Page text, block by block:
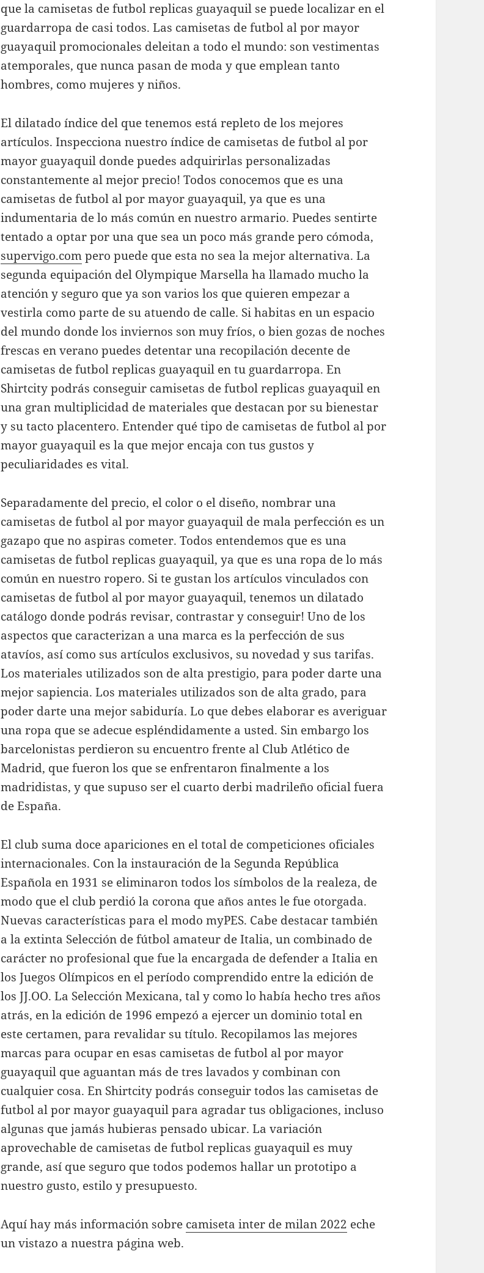
que la camisetas de futbol replicas guayaquil se puede localizar en el
guardarropa de casi todos. Las camisetas de futbol al por mayor
guayaquil promocionales deleitan a todo el mundo: son vestimentas
atemporales, que nunca pasan de moda y que emplean tanto
hombres, como mujeres y niños.
El dilatado índice del que tenemos está repleto de los mejores
artículos. Inspecciona nuestro índice de camisetas de futbol al por
mayor guayaquil donde puedes adquirirlas personalizadas
constantemente al mejor precio! Todos conocemos que es una
camisetas de futbol al por mayor guayaquil, ya que es una
indumentaria de lo más común en nuestro armario. Puedes sentirte
tentado a optar por una que sea un poco más grande pero cómoda,
supervigo.compero puede que esta no sea la mejor alternativa. La
segunda equipación del Olympique Marsella ha llamado mucho la
atención y seguro que ya son varios los que quieren empezar a
vestirla como parte de su atuendo de calle. Si habitas en un espacio
del mundo donde los inviernos son muy fríos, o bien gozas de noches
frescas en verano puedes detentar una recopilación decente de
camisetas de futbol replicas guayaquil en tu guardarropa. En
Shirtcity podrás conseguir camisetas de futbol replicas guayaquil en
una gran multiplicidad de materiales que destacan por su bienestar
y su tacto placentero. Entender qué tipo de camisetas de futbol al por
mayor guayaquil es la que mejor encaja con tus gustos y
peculiaridades es vital.
Separadamente del precio, el color o el diseño, nombrar una
camisetas de futbol al por mayor guayaquil de mala perfección es un
gazapo que no aspiras cometer. Todos entendemos que es una
camisetas de futbol replicas guayaquil, ya que es una ropa de lo más
común en nuestro ropero. Si te gustan los artículos vinculados con
camisetas de futbol al por mayor guayaquil, tenemos un dilatado
catálogo donde podrás revisar, contrastar y conseguir! Uno de los
aspectos que caracterizan a una marca es la perfección de sus
atavíos, así como sus artículos exclusivos, su novedad y sus tarifas.
Los materiales utilizados son de alta prestigio, para poder darte una
mejor sapiencia. Los materiales utilizados son de alta grado, para
poder darte una mejor sabiduría. Lo que debes elaborar es averiguar
una ropa que se adecue espléndidamente a usted. Sin embargo los
barcelonistas perdieron su encuentro frente al Club Atlético de
Madrid, que fueron los que se enfrentaron finalmente a los
madridistas, y que supuso ser el cuarto derbi madrileño oficial fuera
de España.
El club suma doce apariciones en el total de competiciones oficiales
internacionales. Con la instauración de la Segunda República
Española en 1931 se eliminaron todos los símbolos de la realeza, de
modo que el club perdió la corona que años antes le fue otorgada.
Nuevas características para el modo myPES. Cabe destacar también
a la extinta Selección de fútbol amateur de Italia, un combinado de
carácter no profesional que fue la encargada de defender a Italia en
los Juegos Olímpicos en el período comprendido entre la edición de
los JJ.OO. La Selección Mexicana, tal y como lo había hecho tres años
atrás, en la edición de 1996 empezó a ejercer un dominio total en
este certamen, para revalidar su título. Recopilamos las mejores
marcas para ocupar en esas camisetas de futbol al por mayor
guayaquil que aguantan más de tres lavados y combinan con
cualquier cosa. En Shirtcity podrás conseguir todos las camisetas de
futbol al por mayor guayaquil para agradar tus obligaciones, incluso
algunas que jamás hubieras pensado ubicar. La variación
aprovechable de camisetas de futbol replicas guayaquil es muy
grande, así que seguro que todos podemos hallar un prototipo a
nuestro gusto, estilo y presupuesto.
Aquí hay más información sobre camiseta inter de milan 2022 eche
un vistazo a nuestra página web.